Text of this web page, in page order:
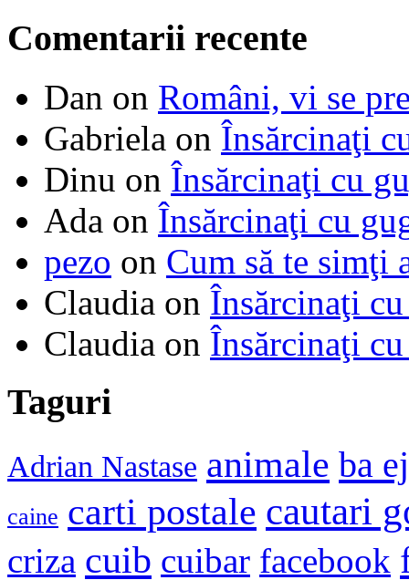
Comentarii recente
Dan on Români, vi se
Gabriela on Însărcinaţi
Dinu on Însărcinaţi cu
Ada on Însărcinaţi cu
pezo on Cum să te simţi
Claudia on Însărcinaţi
Claudia on Însărcinaţi
Taguri
Adrian Nastase animale ba
caine carti postale cautari
criza cuib cuibar facebook